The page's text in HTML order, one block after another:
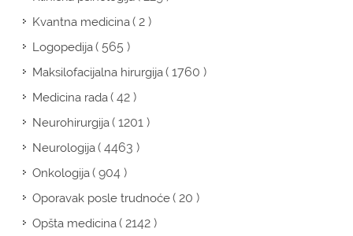
Kvantna medicina( 2 )
Logopedija( 565 )
Maksilofacijalna hirurgija( 1760 )
Medicina rada( 42 )
Neurohirurgija( 1201 )
Neurologija( 4463 )
Onkologija( 904 )
Oporavak posle trudnoće( 20 )
Opšta medicina( 2142 )